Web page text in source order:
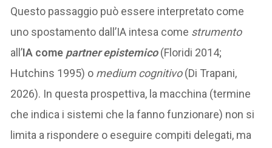
Questo passaggio può essere interpretato come
uno spostamento dall’IA intesa come strumento
all’IA come partner epistemico (Floridi 2014;
Hutchins 1995) o medium cognitivo(Di Trapani,
2026). In questa prospettiva, la macchina (termine
che indica i sistemi che la fanno funzionare) non si
limita a rispondere o eseguire compiti delegati, ma